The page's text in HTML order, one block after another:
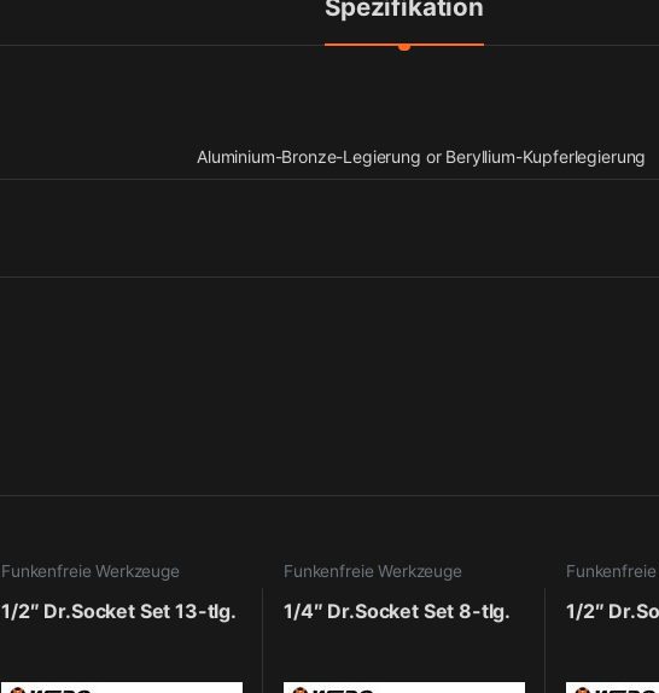
Spezifikation
Aluminium-Bronze-Legierung or Beryllium-Kupferlegierung
Funkenfreie Werkzeuge
1/2″ Dr.Socket Set 13-tlg.
Funkenfreie Werkzeuge
1/4″ Dr.Socket Set 8-tlg. 1/2″